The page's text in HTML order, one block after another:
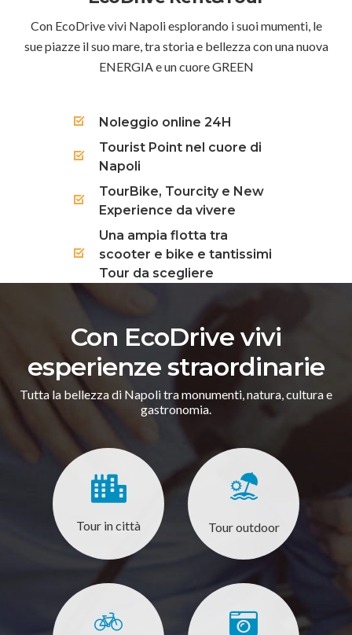
Con EcoDrive vivi Napoli esplorando i suoi mumenti, le
sue piazze il suo mare, tra storia e bellezza con una nuova
ENERGIA e un cuore GREEN
Noleggio online 24H
Tourist Point nel cuore di
Napoli
TourBike, Tourcity e New
Experience da vivere
Una ampia flotta tra
scooter e bike e tantissimi
Tour da scegliere
Con EcoDrive vivi
esperienze straordinarie
Tutta la bellezza di Napoli tra monumenti, natura, cultura e
gastronomia.
Tour in città Tour outdoor